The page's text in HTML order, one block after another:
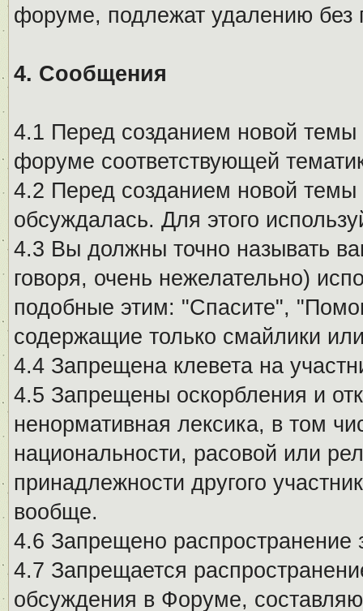
форуме, подлежат удалению без
4. Сообщения
4.1 Перед созданием новой темы
форуме соответствующей
4.2 Перед созданием новой
обсуждалась. Для этого
4.3 Вы должны точно называть
говоря, очень нежелательно)
подобные этим: "Спасите",
содержащие только смайлики
4.4 Запрещена клевета на
4.5 Запрещены оскорбления и
ненормативная лексика, в том
национальности, расовой или
принадлежности другого
вообще.
4.6 Запрещено
4.7 Запрещается
обсуждения в Форуме,